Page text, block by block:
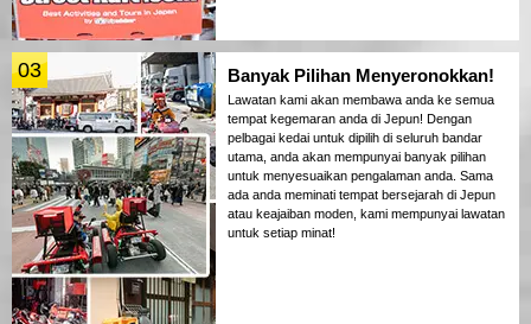
03 Banyak Pilihan Menyeronokkan!
Lawatan kami akan membawa anda ke semua
tempat kegemaran anda di Jepun! Dengan
pelbagai kedai untuk dipilih di seluruh bandar
utama, anda akan mempunyai banyak pilihan
untuk menyesuaikan pengalaman anda. Sama
ada anda meminati tempat bersejarah di Jepun
atau keajaiban moden, kami mempunyai lawatan
untuk setiap minat!